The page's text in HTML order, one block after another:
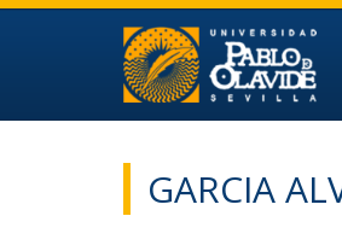
Ir al contenido principal de la página (alt
Ir a la cabecera de la página (alt + c)
Ir al pie de la página (alt + p)
Ir al menú principal (alt + u)
GARCIA